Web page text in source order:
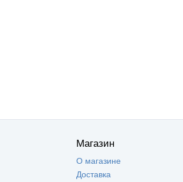
Магазин
О магазине
Доставка